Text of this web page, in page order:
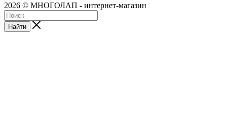
2026 © МНОГОЛАП - интернет-магазин
Найти